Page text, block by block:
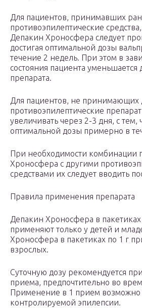
Для пациентов, принимавших
противоэпилептические
Депакин Хроносфера следует
достигая оптимальной дозы
течение 2 недель. При этом в
состояния пациента
препарата.
Для пациентов, не принимающих
противоэпилептические
увеличивать через 2-3 дня, с тем,
оптимальной дозы примерно в
При необходимости комбинации
Хроносфера с другими
средствами их следует вводить
Правила применения препарата
Депакин Хроносфера в
применяют только у детей и
Хроносфера в пакетиках по 1 г
взрослых.
Суточную дозу рекомендуется
приема, предпочтительно во
Применение в 1 прием
контролируемой эпилепсии.